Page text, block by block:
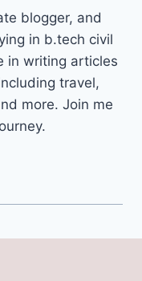
blogger, and
in b.tech civil
in writing articles
travel,
more. Join me